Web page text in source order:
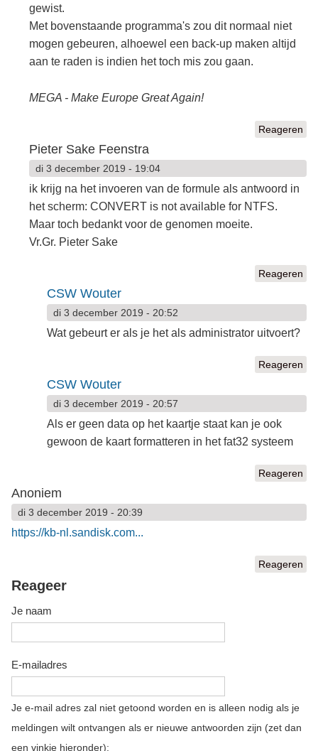
gewist.
Met bovenstaande programma's zou dit normaal niet
mogen gebeuren, alhoewel een back-up maken altijd
aan te raden is indien het toch mis zou gaan.
MEGA - Make Europe Great Again!
Reageren
Pieter Sake Feenstra
di 3 december 2019 - 19:04
ik krijg na het invoeren van de formule als antwoord in
het scherm: CONVERT is not available for NTFS.
Maar toch bedankt voor de genomen moeite.
Vr.Gr. Pieter Sake
Reageren
CSW Wouter
di 3 december 2019 - 20:52
Wat gebeurt er als je het als administrator uitvoert?
Reageren
CSW Wouter
di 3 december 2019 - 20:57
Als er geen data op het kaartje staat kan je ook
gewoon de kaart formatteren in het fat32 systeem
Reageren
Anoniem
di 3 december 2019 - 20:39
https://kb-nl.sandisk.com...
Reageren
Reageer
Je naam
E-mailadres
Je e-mail adres zal niet getoond worden en is alleen nodig als je
meldingen wilt ontvangen als er nieuwe antwoorden zijn (zet dan
een vinkje hieronder):